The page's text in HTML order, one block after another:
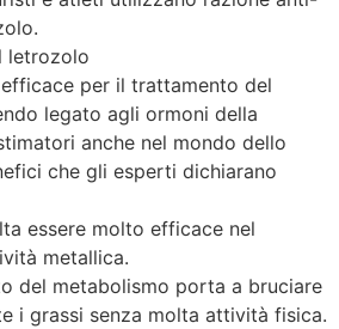
letrozolo
per il trattamento del
legato agli ormoni della
anche nel mondo dello
che gli esperti dichiarano
essere molto efficace nel
metallica.
del metabolismo porta a bruciare
i grassi senza molta attività fisica.